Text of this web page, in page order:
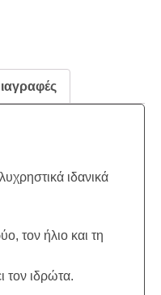
ιδανικά
τον ήλιο και τη
τον ιδρώτα.